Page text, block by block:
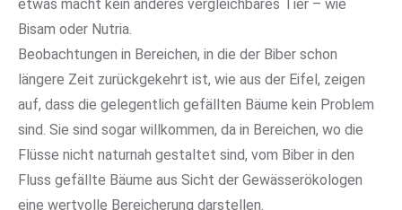
etwas macht kein anderes vergleichbares Tier – wie
Bisam oder Nutria.
Beobachtungen in Bereichen, in die der Biber schon
längere Zeit zurückgekehrt ist, wie aus der Eifel, zeigen
auf, dass die gelegentlich gefällten Bäume kein Problem
sind. Sie sind sogar willkommen, da in Bereichen, wo die
Flüsse nicht naturnah gestaltet sind, vom Biber in den
Fluss gefällte Bäume aus Sicht der Gewässerökologen
eine wertvolle Bereicherung darstellen.